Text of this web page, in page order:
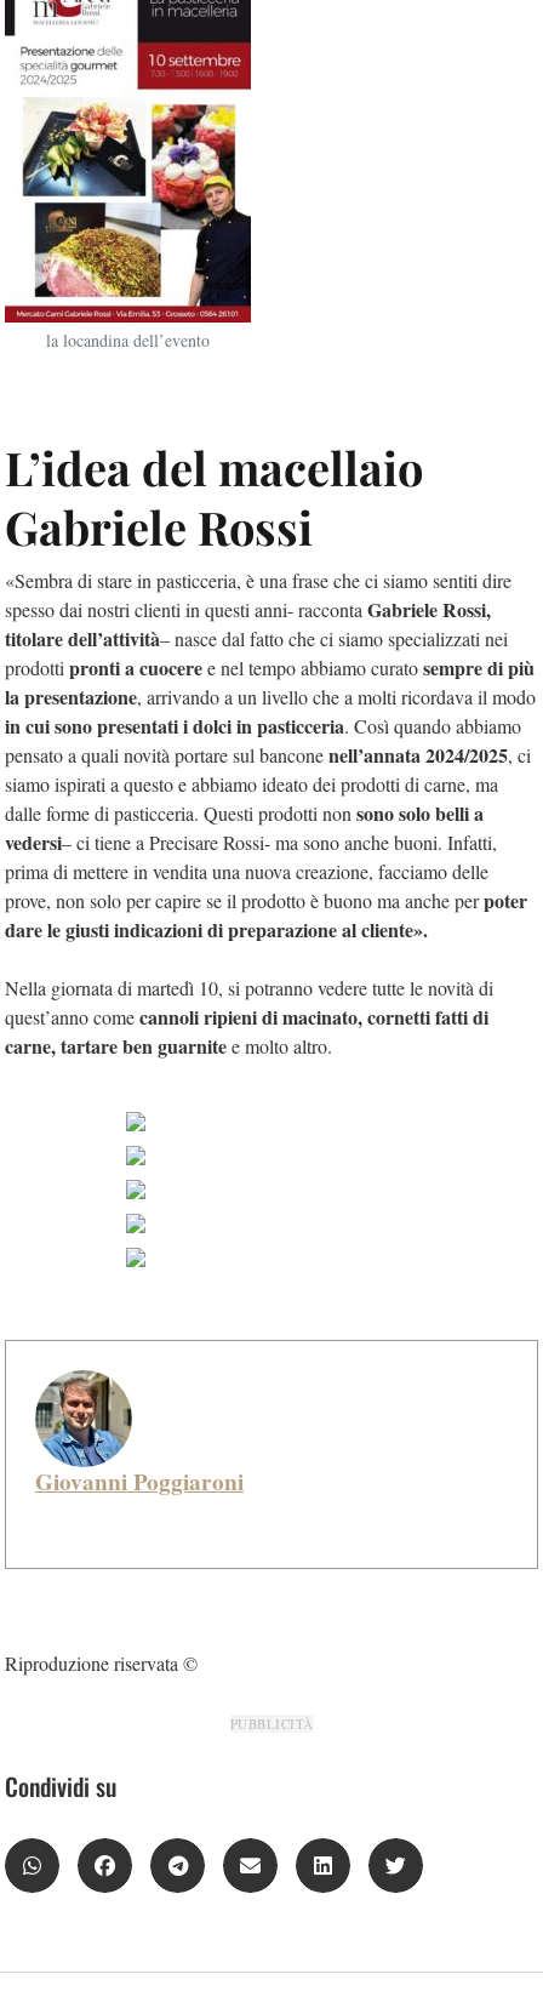
la locandina dell’evento
L’idea del macellaio
Gabriele Rossi
«Sembra di stare in pasticceria, è una frase che ci siamo sentiti dire
spesso dai nostri clienti in questi anni- racconta Gabriele Rossi,
titolare dell’attività– nasce dal fatto che ci siamo specializzati nei
prodotti pronti a cuoceree nel tempo abbiamo curatosempre di più
la presentazione, arrivando a un livello che a molti ricordava il modo
in cui sono presentati i dolci in pasticceria. Così quando abbiamo
pensato a quali novità portare sul banconenell’annata 2024/2025, ci
siamo ispirati a questo e abbiamo ideato dei prodotti di carne, ma
dalle forme di pasticceria. Questi prodotti non sono solo belli a
vedersi– ci tiene a Precisare Rossi- ma sono anche buoni. Infatti,
prima di mettere in vendita una nuova creazione, facciamo delle
prove, non solo per capire se il prodotto è buono ma anche perpoter
dare le giusti indicazioni di preparazione al cliente».
Nella giornata di martedì 10, si potranno vedere tutte le novità di
quest’anno comecannoli ripieni di macinato, cornetti fatti di
carne, tartare ben guarnitee molto altro.
Giovanni Poggiaroni
Riproduzione riservata ©
PUBBLICITÀ
Condividi su